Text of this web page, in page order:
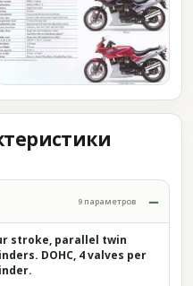
9 параметров
stroke, parallel twin
DOHC, 4 valves per